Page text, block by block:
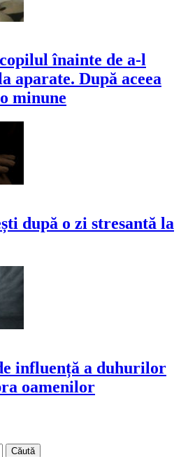
înainte de a-l
aparate. După aceea
minune
după o zi stresantă la
influență a duhurilor
oamenilor
Căută